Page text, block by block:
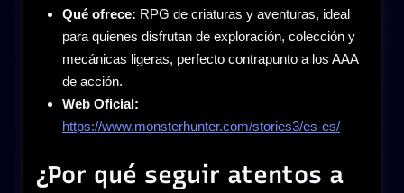
Qué ofrece: RPG de criaturas y aventuras, ideal
para quienes disfrutan de exploración, colección y
mecánicas ligeras, perfecto contrapunto a los AAA
de acción.
Web Oficial:
https://www.monsterhunter.com/stories3/es-es/
¿Por qué seguir atentos a